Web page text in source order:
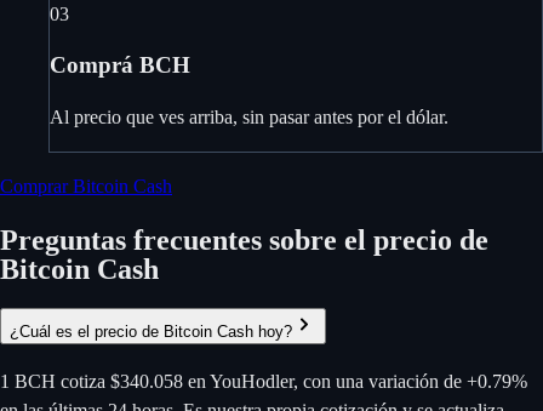
03
Comprá BCH
Al precio que ves arriba, sin pasar antes por el dólar.
Comprar Bitcoin Cash
Preguntas frecuentes sobre el precio de
Bitcoin Cash
¿Cuál es el precio de Bitcoin Cash hoy?
1 BCH cotiza $340.058 en YouHodler, con una variación de +0.79%